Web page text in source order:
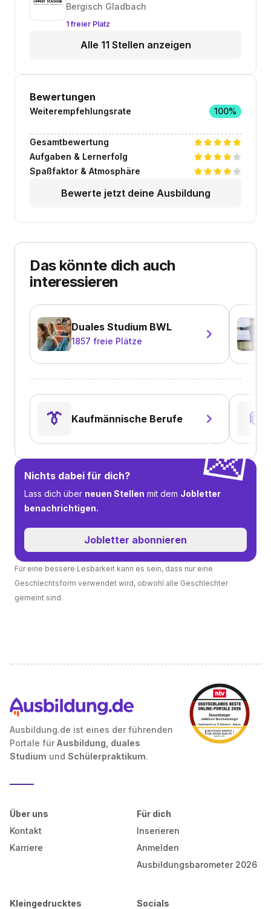
Bergisch Gladbach
1 freier Platz
Alle 11 Stellen anzeigen
Bewertungen
Weiterempfehlungsrate 100%
Gesamtbewertung
Aufgaben & Lernerfolg
Spaßfaktor & Atmosphäre
Bewerte jetzt deine Ausbildung
Das könnte dich auch
interessieren
Duales Studium BWL
1857 freie Plätze
👔 Kaufmännische Berufe 📎
💌
Nichts dabei für dich?
Lass dich über neuen Stellen mit dem Jobletter
benachrichtigen.
Jobletter abonnieren
Für eine bessere Lesbarkeit kann es sein, dass nur eine
Geschlechtsform verwendet wird, obwohl alle Geschlechter
gemeint sind.
Ausbildung.de ist eines der führenden
Portale für Ausbildung, duales
Studium und Schülerpraktikum.
Über uns
Kontakt
Karriere
Für dich
Inserieren
Anmelden
Ausbildungsbarometer 2026
Kleingedrucktes Socials